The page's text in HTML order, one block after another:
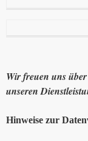
Wir freuen uns
unseren
Hinweise zur